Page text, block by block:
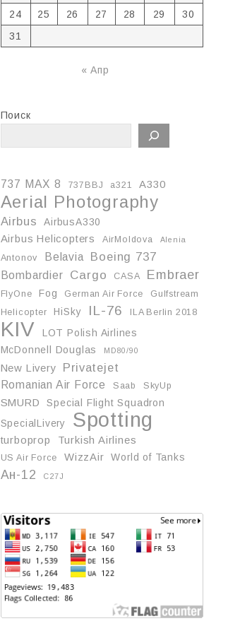
24
25 26 27 28 29
30
31
« Апр
Поиск
737 MAX 8 737BBJ a321 A330
Aerial Photography
Airbus
AirbusA330
Airbus Helicopters
AirMoldova Alenia
Antonov Belavia Boeing 737
Bombardier Cargo CASA Embraer
FlyOne Fog German Air Force
Gulfstream
Helicopter
HiSky IL-76 ILA Berlin 2018
KIV
LOT Polish Airlines
McDonnell Douglas
MD80/90
New Livery Privatejet
Romanian Air Force Saab SkyUp
SMURD
Special Flight Squadron
SpecialLivery
Spotting
turboprop Turkish Airlines
US Air Force WizzAir World of Tanks
Ан-12 С27J